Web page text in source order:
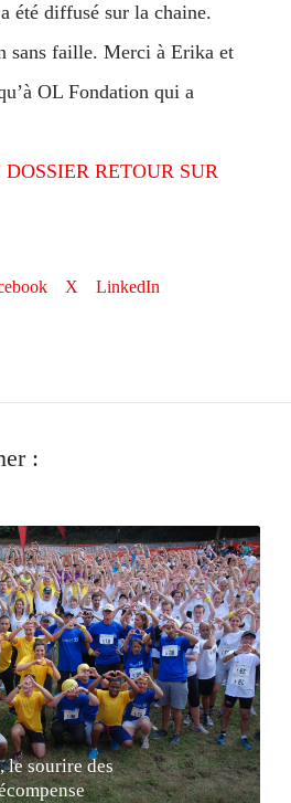
été diffusé sur la chaine.
sans faille. Merci à Erika et
OL Fondation qui a
RETOUR SUR
X LinkedIn
:
le sourire des